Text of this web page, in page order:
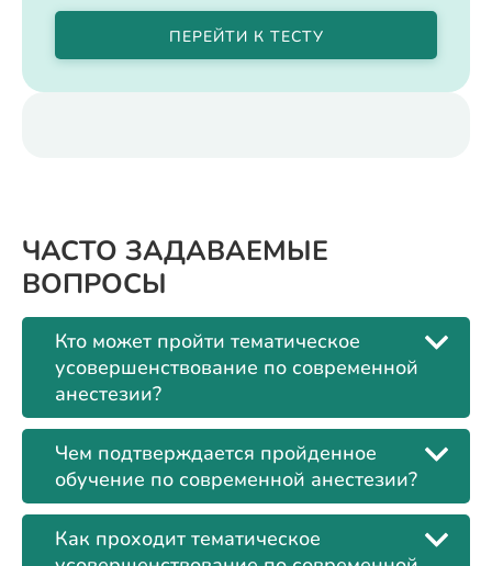
ПЕРЕЙТИ К ТЕСТУ
ЧАСТО ЗАДАВАЕМЫЕ
ВОПРОСЫ
Кто может пройти тематическое
усовершенствование по современной
анестезии?
Чем подтверждается пройденное
обучение по современной анестезии?
Как проходит тематическое